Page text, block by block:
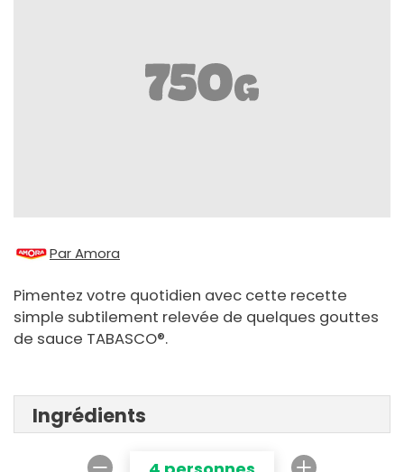
Par Amora
Pimentez votre quotidien avec cette recette
simple subtilement relevée de quelques gouttes
de sauce TABASCO®.
Ingrédients